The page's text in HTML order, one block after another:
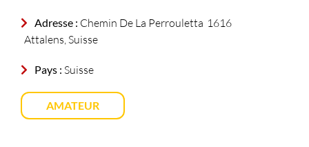
Adresse : Chemin De La Perrouletta 1616
Attalens, Suisse
Pays : Suisse
AMATEUR